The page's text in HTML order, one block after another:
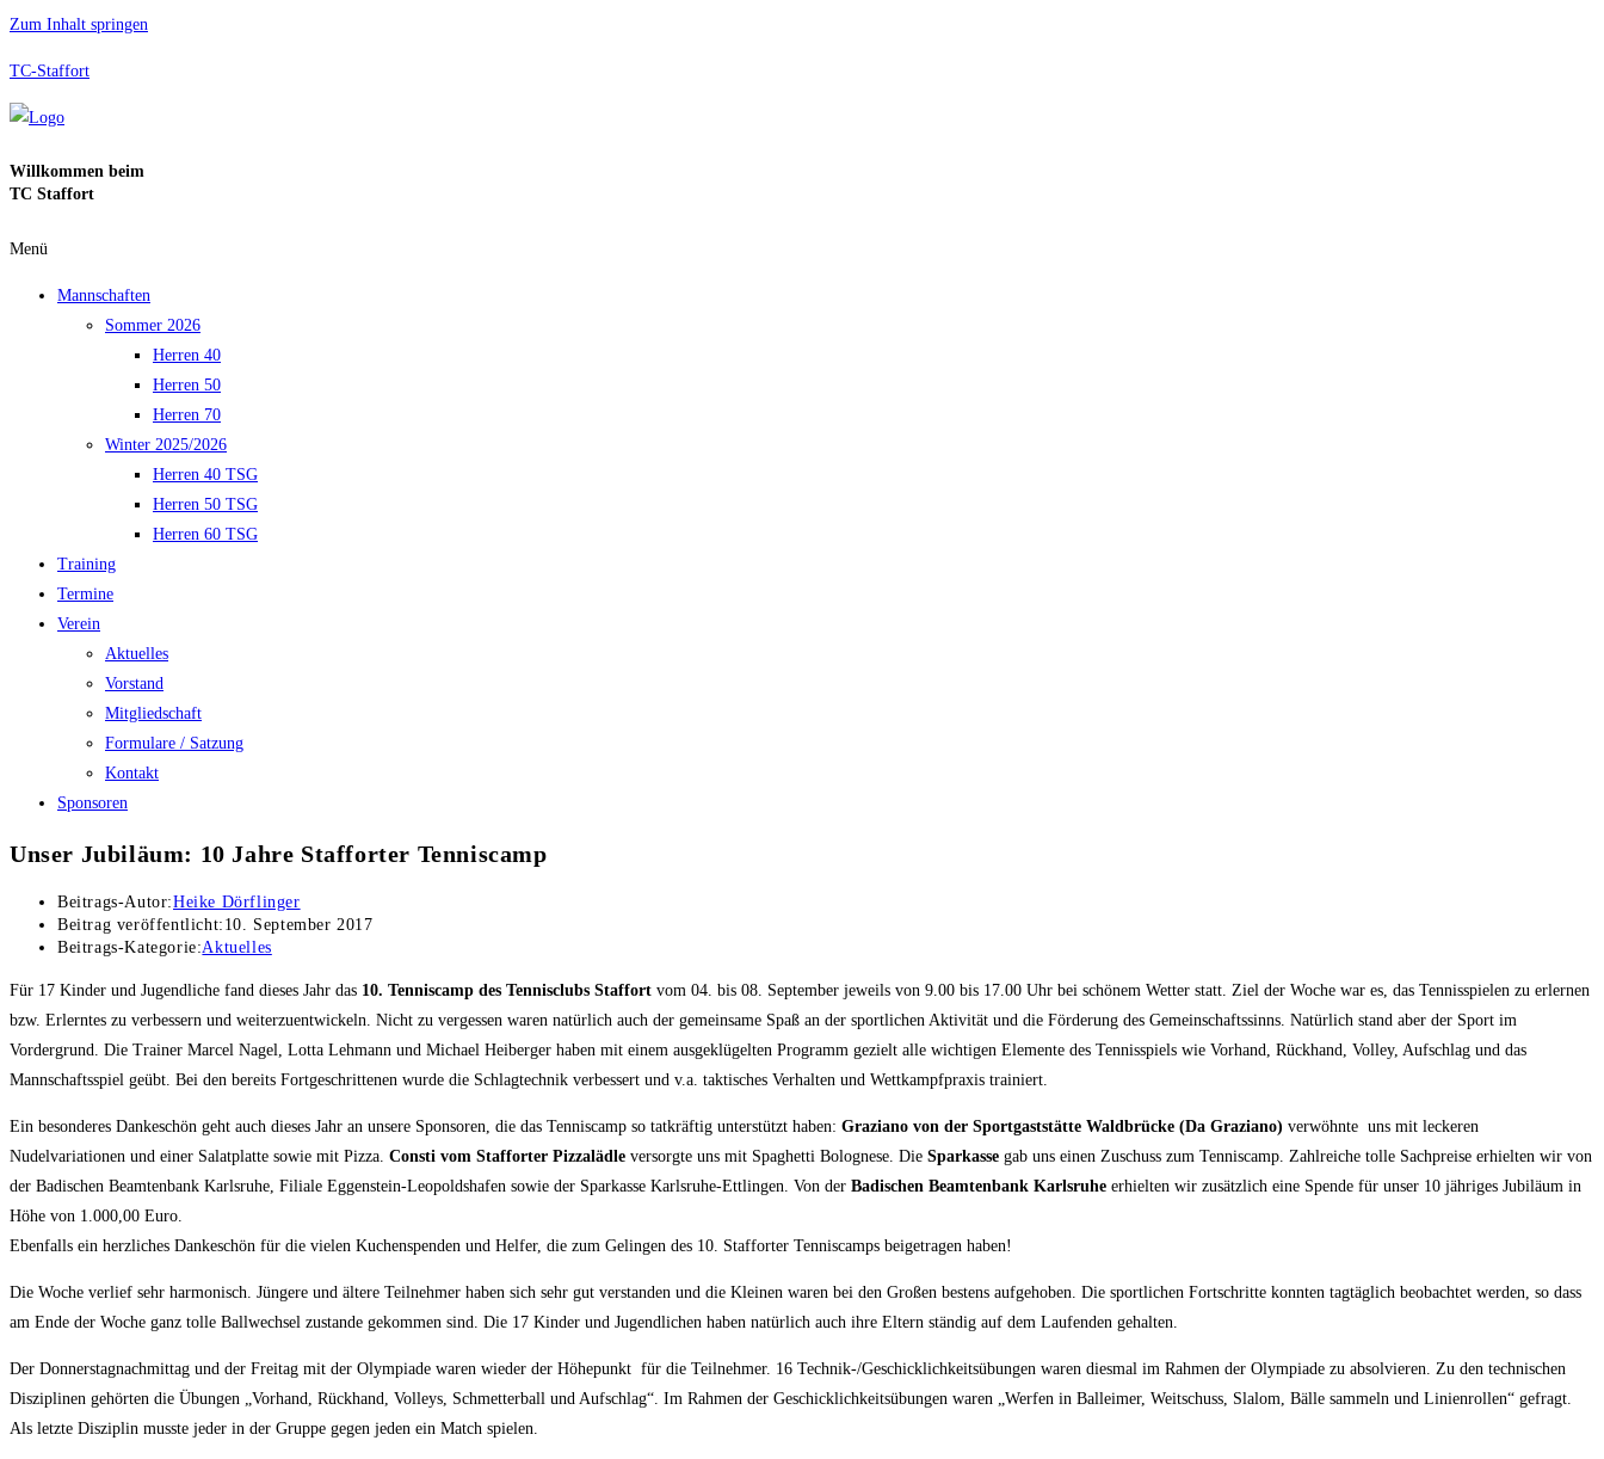
Zum Inhalt springen
TC-Staffort
Willkommen beim
TC Staffort
Menü
Mannschaften
Sommer 2026
Herren 40
Herren 50
Herren 70
Winter 2025/2026
Herren 40 TSG
Herren 50 TSG
Herren 60 TSG
Training
Termine
Verein
Aktuelles
Vorstand
Mitgliedschaft
Formulare / Satzung
Kontakt
Sponsoren
Unser Jubiläum: 10 Jahre Stafforter Tenniscamp
Beitrags-Autor:Heike Dörflinger
Beitrag veröffentlicht: 10. September 2017
Beitrags-Kategorie:Aktuelles
Für 17 Kinder und Jugendliche fand dieses Jahr das 10. Tenniscamp des Tennisclubs Staffort vom 04. bis 08. September jeweils von 9.00 bis 17.00 Uhr bei schönem Wetter statt. Ziel der Woche war es, das Tennisspielen zu erlernen
bzw. Erlerntes zu verbessern und weiterzuentwickeln. Nicht zu vergessen waren natürlich auch der gemeinsame Spaß an der sportlichen Aktivität und die Förderung des Gemeinschaftssinns. Natürlich stand aber der Sport im
Vordergrund. Die Trainer Marcel Nagel, Lotta Lehmann und Michael Heiberger haben mit einem ausgeklügelten Programm gezielt alle wichtigen Elemente des Tennisspiels wie Vorhand, Rückhand, Volley, Aufschlag und das
Mannschaftsspiel geübt. Bei den bereits Fortgeschrittenen wurde die Schlagtechnik verbessert und v.a. taktisches Verhalten und Wettkampfpraxis trainiert.
Ein besonderes Dankeschön geht auch dieses Jahr an unsere Sponsoren, die das Tenniscamp so tatkräftig unterstützt haben: Graziano von der Sportgaststätte Waldbrücke (Da Graziano) verwöhnte uns mit leckeren
Nudelvariationen und einer Salatplatte sowie mit Pizza. Consti vom Stafforter Pizzalädle versorgte uns mit Spaghetti Bolognese. Die Sparkasse gab uns einen Zuschuss zum Tenniscamp. Zahlreiche tolle Sachpreise erhielten wir von
der Badischen Beamtenbank Karlsruhe, Filiale Eggenstein-Leopoldshafen sowie der Sparkasse Karlsruhe-Ettlingen. Von der Badischen Beamtenbank Karlsruhe erhielten wir zusätzlich eine Spende für unser 10 jähriges Jubiläum in
Höhe von 1.000,00 Euro.
Ebenfalls ein herzliches Dankeschön für die vielen Kuchenspenden und Helfer, die zum Gelingen des 10. Stafforter Tenniscamps beigetragen haben!
Die Woche verlief sehr harmonisch. Jüngere und ältere Teilnehmer haben sich sehr gut verstanden und die Kleinen waren bei den Großen bestens aufgehoben. Die sportlichen Fortschritte konnten tagtäglich beobachtet werden, so dass
am Ende der Woche ganz tolle Ballwechsel zustande gekommen sind. Die 17 Kinder und Jugendlichen haben natürlich auch ihre Eltern ständig auf dem Laufenden gehalten.
Der Donnerstagnachmittag und der Freitag mit der Olympiade waren wieder der Höhepunkt für die Teilnehmer. 16 Technik-/Geschicklichkeitsübungen waren diesmal im Rahmen der Olympiade zu absolvieren. Zu den technischen
Disziplinen gehörten die Übungen „Vorhand, Rückhand, Volleys, Schmetterball und Aufschlag“. Im Rahmen der Geschicklichkeitsübungen waren „Werfen in Balleimer, Weitschuss, Slalom, Bälle sammeln und Linienrollen“ gefragt.
Als letzte Disziplin musste jeder in der Gruppe gegen jeden ein Match spielen.